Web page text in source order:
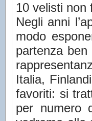
10 velisti non
Negli anni
modo
partenza
Italia,
favoriti: si
per numero